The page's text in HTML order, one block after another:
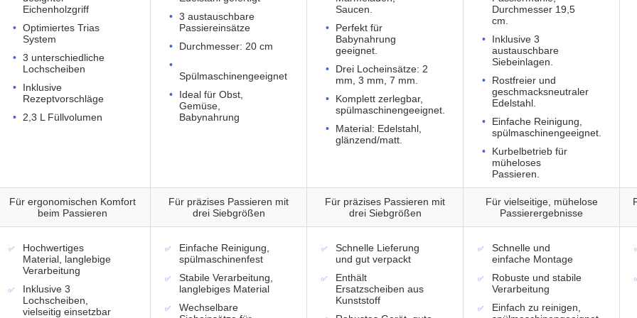
Eichenholzgriff
Optimiertes Trias
System
3 unterschiedliche
Lochscheiben
Inklusive
Rezeptvorschläge
2,3 L Füllvolumen
3 austauschbare
Passiereinsätze
Durchmesser: 20 cm
Spülmaschinengeeignet
Ideal für Obst,
Gemüse,
Babynahrung
Saucen.
Perfekt für
Babynahrung
geeignet.
Drei Locheinsätze: 2
mm, 3 mm, 7 mm.
Komplett zerlegbar,
spülmaschinengeeignet.
Material: Edelstahl,
glänzend/matt.
Durchmesser 19,5
cm.
Inklusive 3
austauschbare
Siebeinlagen.
Rostfreier und
geschmacksneutraler
Edelstahl.
Einfache Reinigung,
spülmaschinengeeignet.
Kurbelbetrieb für
müheloses
Passieren.
Für ergonomischen Komfort
beim Passieren
Für präzises Passieren mit
drei Siebgrößen
Für präzises Passieren mit
drei Siebgrößen
Für vielseitige, mühelose
Passierergebnisse
Hochwertiges
Material, langlebige
Verarbeitung
Inklusive 3
Lochscheiben,
vielseitig einsetzbar
Einfache Reinigung,
spülmaschinenfest
Stabile Verarbeitung,
langlebiges Material
Wechselbare
Schnelle Lieferung
und gut verpackt
Enthält
Ersatzscheiben aus
Kunststoff
Schnelle und
einfache Montage
Robuste und stabile
Verarbeitung
Einfach zu reinigen,